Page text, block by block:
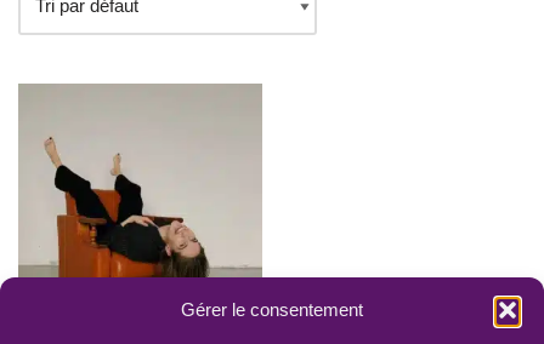
Gérer le consentement